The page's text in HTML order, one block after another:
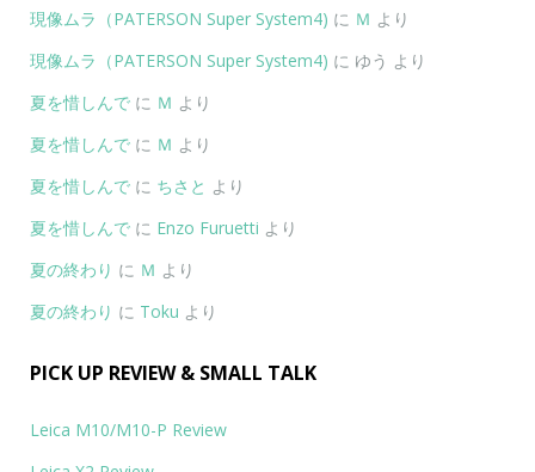
現像ムラ（PATERSON Super System4) に Ｍ より
現像ムラ（PATERSON Super System4) に ゆう より
夏を惜しんで に Ｍ より
夏を惜しんで に Ｍ より
夏を惜しんで に ちさと より
夏を惜しんで に Enzo Furuetti より
夏の終わり に Ｍ より
夏の終わり に Toku より
PICK UP REVIEW & SMALL TALK
Leica M10/M10-P Review